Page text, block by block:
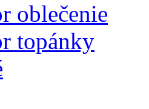
oblečenie
topánky